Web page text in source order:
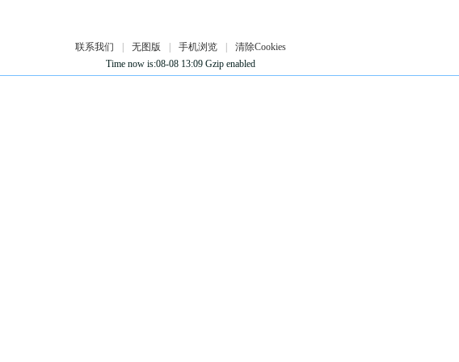
联系我们 无图版 手机浏览
清除Cookies
Time now is:08-08 13:09 Gzip enabled